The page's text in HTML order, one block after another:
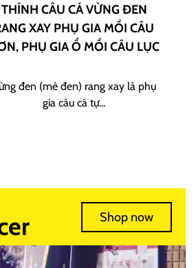
THÍNH CÂU CÁ VỪNG ĐEN
XAY PHỤ GIA MỒI CÂU
PHỤ GIA Ổ MỒI CÂU LỤC
đen (mè đen) rang xay là phụ
gia câu cá tự...
Shop now